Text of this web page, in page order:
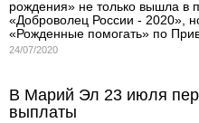
рождения» не только вышла в
«Доброволец России - 2020»,
«Рожденные помогать» по
24/07/2020
В Марий Эл 23 июля
выплаты